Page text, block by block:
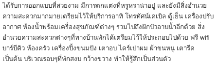
ได้รับการออกแบบที่สวยงาม มีการตกแต่งที่หรูหราน่าอยู่ และยังมีสิ่งอำนวย
ความสะดวกมากมายเตรียมไว้ให้บริการอาทิ โทรทัศน์เคเบิล ตู้เย็น เครื่องปรับ
อากาศ ห้องน้ำพร้อมเครื่องสุขภัณฑ์ต่างๆ รวมไปถึงฝักบัวอาบน้ำอีกด้วย สิ่ง
อำนวยความสะดวกต่างๆที่ทางบ้านพักได้เตรียมไว้ให้ประกอบไปด้วย ฟรี wifi
บาร์บีคิว ห้องครัว เครื่องปิ้งขนมปัง เตาอบ ไดร์เป่าผม ผ้าขนหนู เตารีด
เป็นต้น บริเวณรอบๆที่พักสงบ กว้างขวาง ทำให้รู้สึกเป็นส่วนตัว